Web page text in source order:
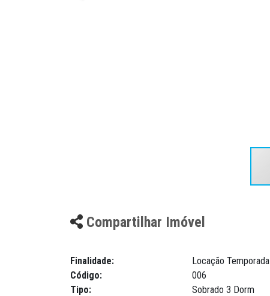
Compartilhar Imóvel
Finalidade:
Código:
Tipo:
Locação Temporada
006
Sobrado 3 Dorm